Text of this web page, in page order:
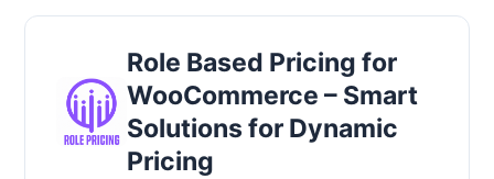
Role Based Pricing for
WooCommerce – Smart
Solutions for Dynamic
Pricing